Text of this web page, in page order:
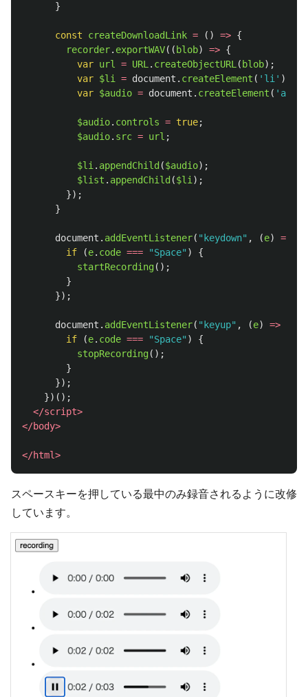
}
const createDownloadLink = () => {
recorder. exportWAV(( blob) => {
var url = URL. createObjectURL( blob);
var $li = document . createElement ( ' li' );
var $audio = document . createElement ( ' audio
$audio. controls = true;
$audio. src = url ;
$li. appendChild ($audio);
$list . appendChild ($li);
});
}
document . addEventListener( " keydown" , (e) =>
if
(e. code === "Space" )
{
startRecording();
}
});
document . addEventListener( " keyup" , (e) =>
if
(e. code === "Space" )
{
stopRecording();
}
});
})();
</script>
</body>
</html>
スペースキーを押している最中のみ録音されるように改修
しています。